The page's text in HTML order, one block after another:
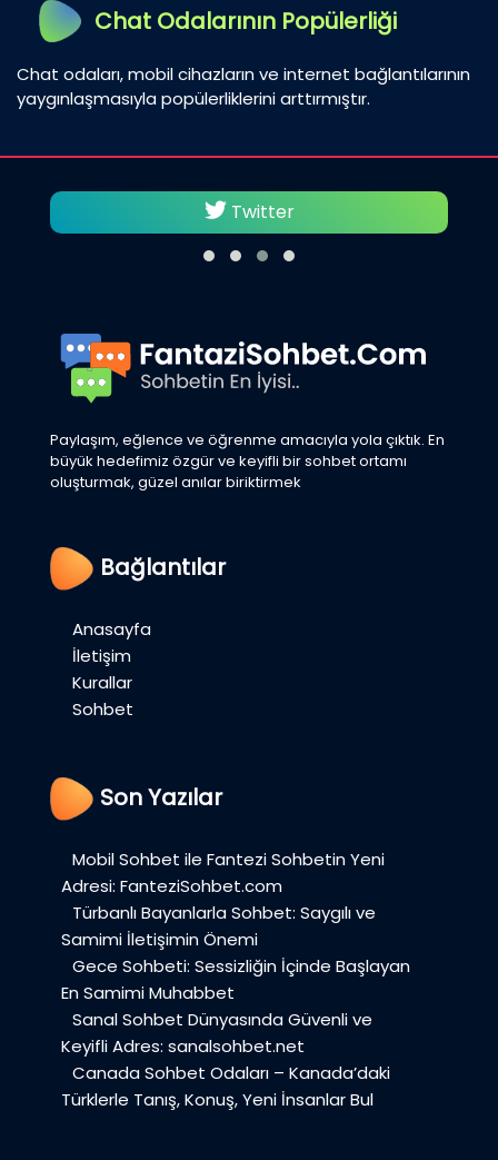
Chat Odalarının Popülerliği
Chat odaları, mobil cihazların ve internet bağlantılarının
yaygınlaşmasıyla popülerliklerini arttırmıştır.
Twitter
Paylaşım, eğlence ve öğrenme amacıyla yola çıktık. En
büyük hedefimiz özgür ve keyifli bir sohbet ortamı
oluşturmak, güzel anılar biriktirmek
Bağlantılar
Anasayfa
İletişim
Kurallar
Sohbet
Son Yazılar
Mobil Sohbet ile Fantezi Sohbetin Yeni
Adresi: FanteziSohbet.com
Türbanlı Bayanlarla Sohbet: Saygılı ve
Samimi İletişimin Önemi
Gece Sohbeti: Sessizliğin İçinde Başlayan
En Samimi Muhabbet
Sanal Sohbet Dünyasında Güvenli ve
Keyifli Adres: sanalsohbet.net
Canada Sohbet Odaları – Kanada’daki
Türklerle Tanış, Konuş, Yeni İnsanlar Bul